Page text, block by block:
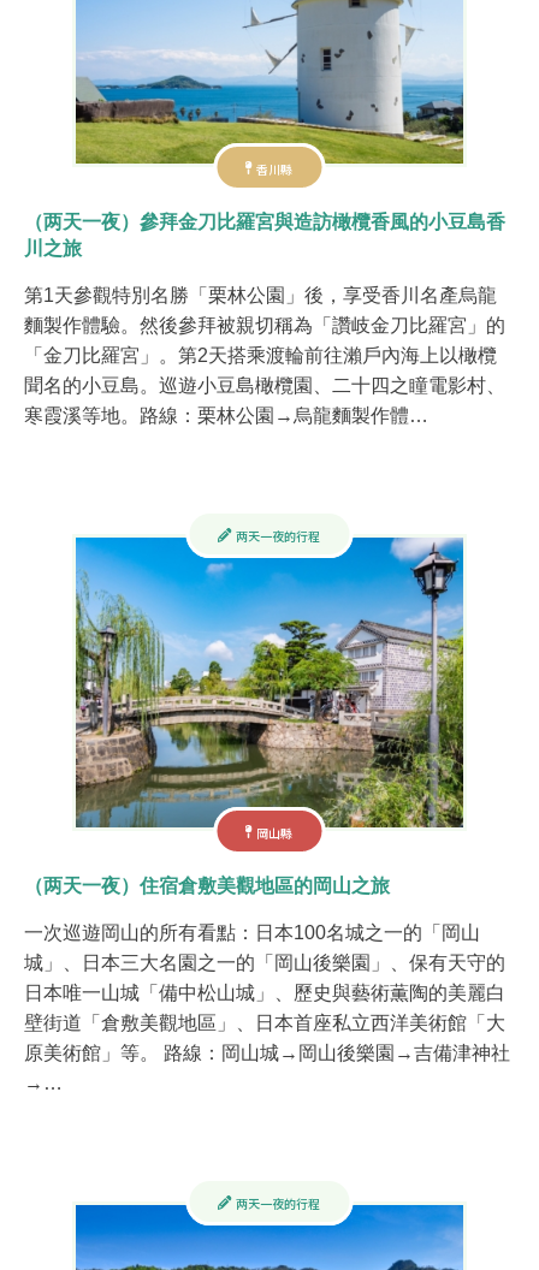
香川縣
（两天一夜）參拜金刀比羅宮與造訪橄欖香風的小豆島香
川之旅
第1天參觀特別名勝「栗林公園」後，享受香川名產烏龍
麵製作體驗。然後參拜被親切稱為「讚岐金刀比羅宮」的
「金刀比羅宮」。第2天搭乘渡輪前往瀨戶內海上以橄欖
聞名的小豆島。巡遊小豆島橄欖園、二十四之瞳電影村、
寒霞溪等地。 ​​ 路線：栗林公園→烏龍麵製作體…
岡山縣
两天一夜的行程
（两天一夜）住宿倉敷美觀地區的岡山之旅
一次巡遊岡山的所有看點：日本100名城之一的「岡山
城」、日本三大名園之一的「岡山後樂園」、保有天守的
日本唯一山城「備中松山城」、歷史與藝術薫陶的美麗白
壁街道「倉敷美觀地區」、日本首座私立西洋美術館「大
原美術館」等。 路線：岡山城→岡山後樂園→吉備津神社
→…
两天一夜的行程